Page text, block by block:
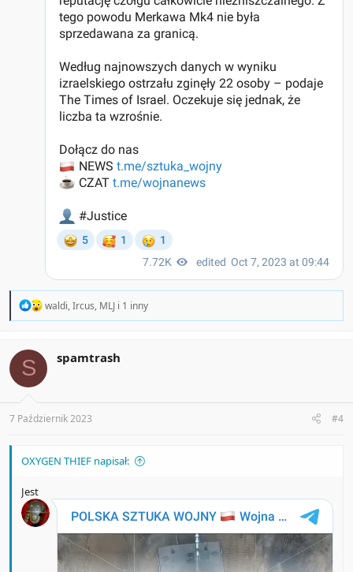
R
i
o
s
:
waldi,Ircus, MLJ i 1 inny
S spamtrash
7 Październik 2023 #4
OXYGEN THIEF napisał:
Jest